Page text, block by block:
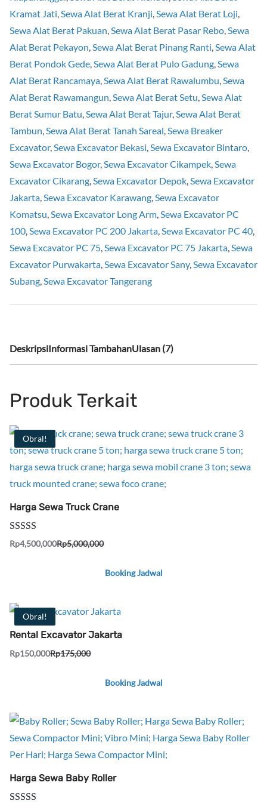
Kramat Jati,Sewa Alat Berat Kranji,Sewa Alat Berat Loji,
Sewa Alat Berat Pakuan,Sewa Alat Berat Pasar Rebo,Sewa
Alat Berat Pekayon,Sewa Alat Berat Pinang Ranti,Sewa Alat
Berat Pondok Gede,Sewa Alat Berat Pulo Gadung,Sewa
Alat Berat Rancamaya,Sewa Alat Berat Rawalumbu,Sewa
Alat Berat Rawamangun,Sewa Alat Berat Setu,Sewa Alat
Berat Sumur Batu,Sewa Alat Berat Tajur,Sewa Alat Berat
Tambun,Sewa Alat Berat Tanah Sareal,Sewa Breaker
Excavator,Sewa Excavator Bekasi,Sewa Excavator Bintaro,
Sewa Excavator Bogor,Sewa Excavator Cikampek,Sewa
Excavator Cikarang,Sewa Excavator Depok,Sewa Excavator
Jakarta,Sewa Excavator Karawang,Sewa Excavator
Komatsu,Sewa Excavator Long Arm,Sewa Excavator PC
100,Sewa Excavator PC 200 Jakarta,Sewa Excavator PC 40,
Sewa Excavator PC 75,Sewa Excavator PC 75 Jakarta,Sewa
Excavator Purwakarta,Sewa Excavator Sany,Sewa Excavator
Subang,Sewa Excavator Tangerang
DeskripsiInformasi TambahanUlasan (7)
Produk Terkait
Obral!
Harga Sewa Truck Crane
Dinilai5.00 Rp5,000,000
Rp4,500,000
Booking Jadwal
Obral!
Rental Excavator Jakarta
Rp175,000
Rp150,000
Booking Jadwal
Harga Sewa Baby Roller